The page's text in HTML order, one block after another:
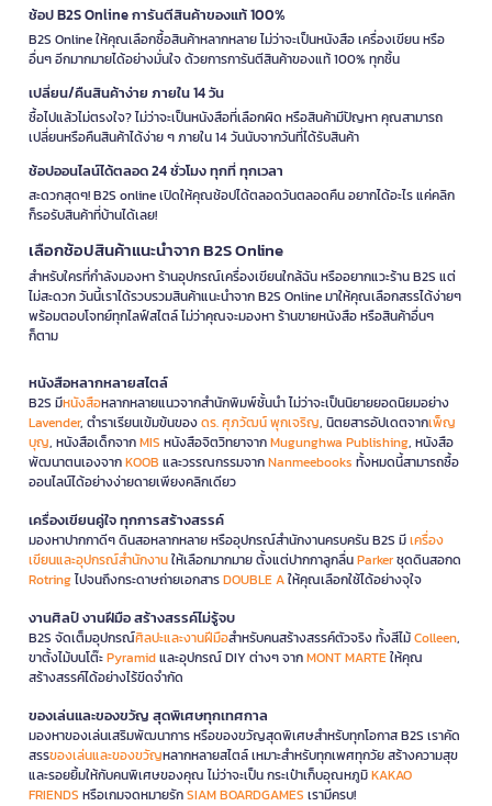
ช้อป B2S Online การันตีสินค้าของแท้ 100%
B2S Online ให้คุณเลือกซื้อสินค้าหลากหลาย ไม่ว่าจะเป็นหนังสือ เครื่องเขียน หรือ
อื่นๆ อีกมากมายได้อย่างมั่นใจ ด้วยการการันตีสินค้าของแท้ 100% ทุกชิ้น
เปลี่ยน/คืนสินค้าง่าย ภายใน 14 วัน
ซื้อไปแล้วไม่ตรงใจ? ไม่ว่าจะเป็นหนังสือที่เลือกผิด หรือสินค้ามีปัญหา คุณสามารถ
เปลี่ยนหรือคืนสินค้าได้ง่าย ๆ ภายใน 14 วันนับจากวันที่ได้รับสินค้า
ช้อปออนไลน์ได้ตลอด 24 ชั่วโมง ทุกที่ ทุกเวลา
สะดวกสุดๆ! B2S online เปิดให้คุณช้อปได้ตลอดวันตลอดคืน อยากได้อะไร แค่คลิก
ก็รอรับสินค้าที่บ้านได้เลย!
เลือกช้อปสินค้าแนะนำจาก B2S Online
สำหรับใครที่กำลังมองหา ร้านอุปกรณ์เครื่องเขียนใกล้ฉัน หรืออยากแวะร้าน B2S แต่
ไม่สะดวก วันนี้เราได้รวบรวมสินค้าแนะนำจาก B2S Online มาให้คุณเลือกสรรได้ง่ายๆ
พร้อมตอบโจทย์ทุกไลฟ์สไตล์ ไม่ว่าคุณจะมองหา ร้านขายหนังสือ หรือสินค้าอื่นๆ
ก็ตาม
หนังสือหลากหลายสไตล์
B2S มีหนังสือหลากหลายแนวจากสำนักพิมพ์ชั้นนำ ไม่ว่าจะเป็นนิยายยอดนิยมอย่าง
Lavender, ตำราเรียนเข้มข้นของดร. ศุภวัฒน์ พุกเจริญ, นิตยสารอัปเดตจากเพ็ญ
บุญ, หนังสือเด็กจากMIS หนังสือจิตวิทยาจากMugunghwa Publishing, หนังสือ
พัฒนาตนเองจากKOOB และวรรณกรรมจากNanmeebooks ทั้งหมดนี้สามารถซื้อ
ออนไลน์ได้อย่างง่ายดายเพียงคลิกเดียว
เครื่องเขียนคู่ใจ ทุกการสร้างสรรค์
มองหาปากกาดีๆ ดินสอหลากหลาย หรืออุปกรณ์สำนักงานครบครัน B2S มีเครื่อง
เขียนและอุปกรณ์สำนักงานให้เลือกมากมาย ตั้งแต่ปากกาลูกลื่นParkerชุดดินสอกด
Rotringไปจนถึงกระดาษถ่ายเอกสารDOUBLE Aให้คุณเลือกใช้ได้อย่างจุใจ
งานศิลป์ งานฝีมือ สร้างสรรค์ไม่รู้จบ
B2S จัดเต็มอุปกรณ์ศิลปะและงานฝีมือสำหรับคนสร้างสรรค์ตัวจริง ทั้งสีไม้Colleen,
ขาตั้งไม้บนโต๊ะPyramidและอุปกรณ์ DIY ต่างๆ จากMONT MARTEให้คุณ
สร้างสรรค์ได้อย่างไร้ขีดจำกัด
ของเล่นและของขวัญ สุดพิเศษทุกเทศกาล
มองหาของเล่นเสริมพัฒนาการ หรือของขวัญสุดพิเศษสำหรับทุกโอกาส B2S เราคัด
สรรของเล่นและของขวัญหลากหลายสไตล์ เหมาะสำหรับทุกเพศทุกวัย สร้างความสุข
และรอยยิ้มให้กับคนพิเศษของคุณ ไม่ว่าจะเป็น กระเป๋าเก็บอุณหภูมิKAKAO
FRIENDS หรือเกมจดหมายรักSIAM BOARDGAMES เรามีครบ!